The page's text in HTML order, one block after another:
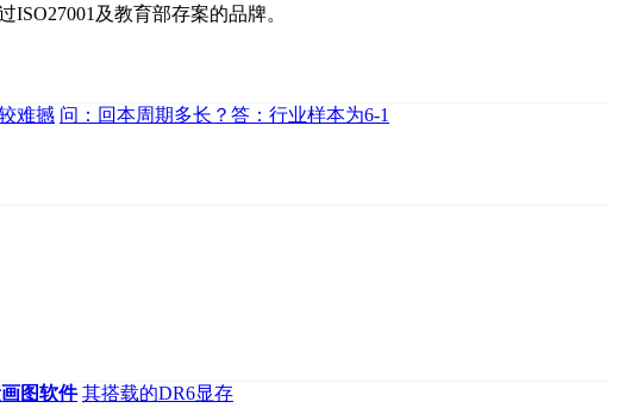
及教育部存案的品牌。
难撼 问：回本周期多长？答：行业样本为6-1
图软件 其搭载的DR6显存